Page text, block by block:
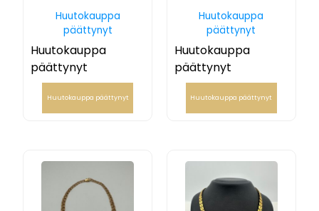
Huutokauppa
päättynyt
Huutokauppa
päättynyt
Huutokauppa päättynyt
Huutokauppa
päättynyt
Huutokauppa
päättynyt
Huutokauppa päättynyt